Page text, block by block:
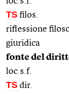
TS filos.
riflessione
giuridica
fonte del
loc.s.f.
TS dir.